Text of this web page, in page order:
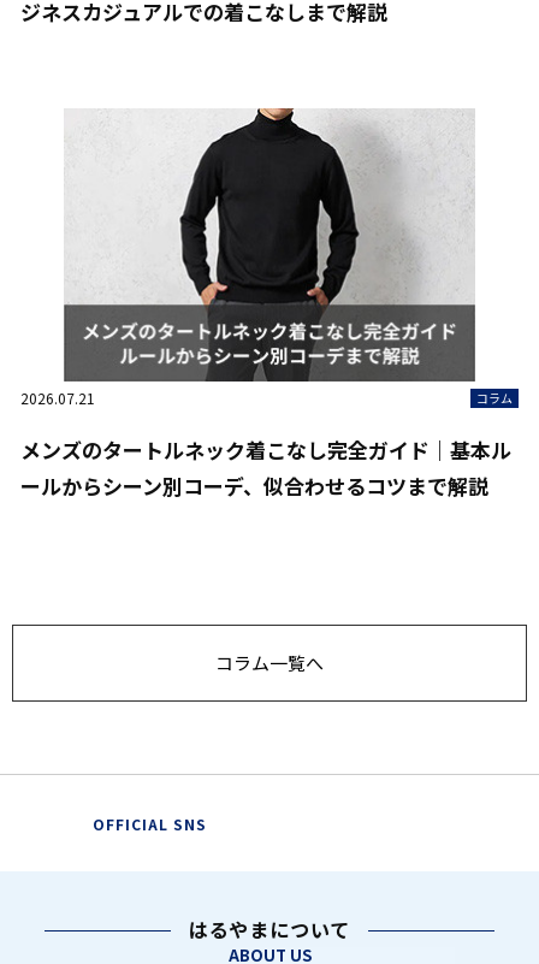
ジネスカジュアルでの着こなしまで解説
2026.07.21 コラム
メンズのタートルネック着こなし完全ガイド｜基本ル
ールからシーン別コーデ、似合わせるコツまで解説
コラム一覧へ
OFFICIAL SNS
はるやまについて
ABOUT US